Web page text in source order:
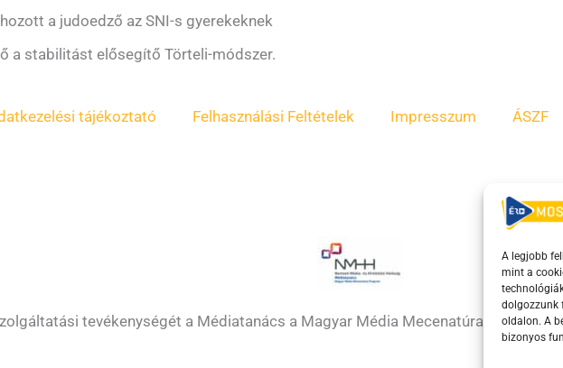
A legjobb
mint a
dolgozzunk
oldalon. A
bizonyos
a judoedző az SNI-s gyerekeknek
a stabilitást elősegítő Törteli-módszer.
tájékoztató Felhasználási Feltételek Impresszum ÁSZF
tevékenységét a Médiatanács a Magyar Média Mecenatúra program